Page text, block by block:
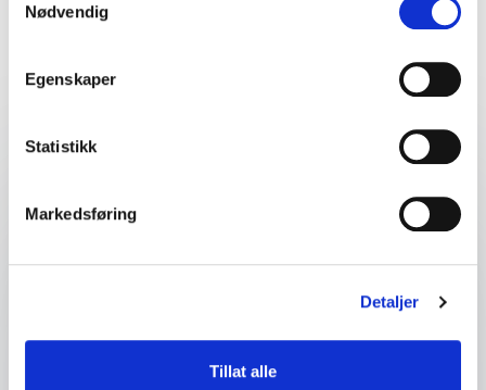
Nødvendig
Egenskaper
Statistikk
Markedsføring
Detaljer
Tillat alle
Finn den perfekte match til ditt
event
Firma eller organisasjon